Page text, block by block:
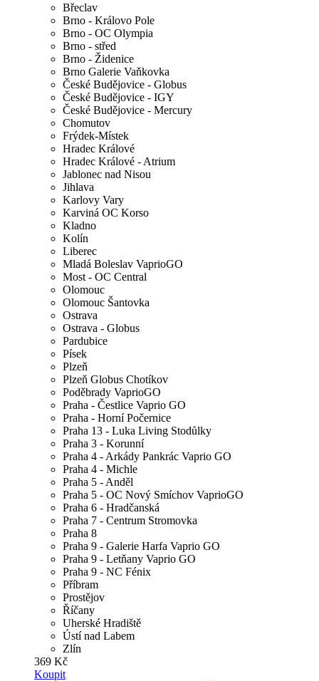
Břeclav
Brno - Královo Pole
Brno - OC Olympia
Brno - střed
Brno - Židenice
Brno Galerie Vaňkovka
České Budějovice - Globus
České Budějovice - IGY
České Budějovice - Mercury
Chomutov
Frýdek-Místek
Hradec Králové
Hradec Králové - Atrium
Jablonec nad Nisou
Jihlava
Karlovy Vary
Karviná OC Korso
Kladno
Kolín
Liberec
Mladá Boleslav VaprioGO
Most - OC Central
Olomouc
Olomouc Šantovka
Ostrava
Ostrava - Globus
Pardubice
Písek
Plzeň
Plzeň Globus Chotíkov
Poděbrady VaprioGO
Praha - Čestlice Vaprio GO
Praha - Horní Počernice
Praha 13 - Luka Living Stodůlky
Praha 3 - Korunní
Praha 4 - Arkády Pankrác Vaprio GO
Praha 4 - Michle
Praha 5 - Anděl
Praha 5 - OC Nový Smíchov VaprioGO
Praha 6 - Hradčanská
Praha 7 - Centrum Stromovka
Praha 8
Praha 9 - Galerie Harfa Vaprio GO
Praha 9 - Letňany Vaprio GO
Praha 9 - NC Fénix
Příbram
Prostějov
Říčany
Uherské Hradiště
Ústí nad Labem
Zlín
369 Kč
Koupit